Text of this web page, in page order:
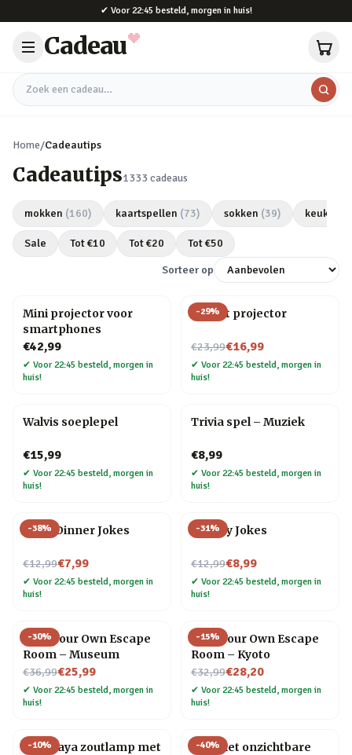
✔ Voor 22:45 besteld, morgen in huis!
Cadeau
Zoek een cadeau
Home/Cadeautips
Cadeautips1333 cadeaus
mokken (160) kaartspellen (73) sokken (39)
Sale Tot €10 Tot €20 Tot €50
Sorteer op
Mini projector voor
smartphones
€42,99
✔ Voor 22:45 besteld, morgen in
huis!
-29%
Olifant projector
€23,99
Nu voor€16,99
✔ Voor 22:45 besteld, morgen in
huis!
Walvis soeplepel
€15,99
✔ Voor 22:45 besteld, morgen in
huis!
Trivia spel – Muziek
€8,99
✔ Voor 22:45 besteld, morgen in
huis!
-38%
After Dinner Jokes
€12,99
Nu voor€7,99
✔ Voor 22:45 besteld, morgen in
huis!
-31%
Cheesy Jokes
€12,99
Nu voor€8,99
✔ Voor 22:45 besteld, morgen in
huis!
-30%
Host Your Own Escape
Room – Museum
€36,99
Nu voor€25,99
✔ Voor 22:45 besteld, morgen in
huis!
-15%
Host Your Own Escape
Room – Kyoto
€32,99
Nu voor€28,20
✔ Voor 22:45 besteld, morgen in
huis!
-10%
Himalaya zoutlamp met
-40%
Pen met onzichtbare